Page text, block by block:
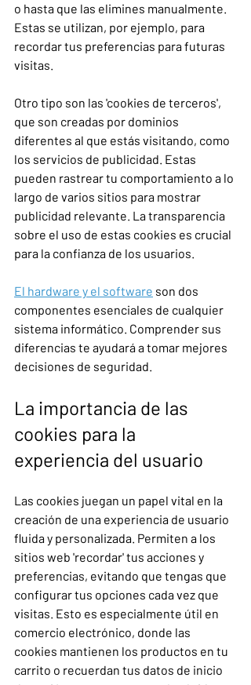
o hasta que las elimines manualmente.
Estas se utilizan, por ejemplo, para
recordar tus preferencias para futuras
visitas.
Otro tipo son las 'cookies de terceros',
que son creadas por dominios
diferentes al que estás visitando, como
los servicios de publicidad. Estas
pueden rastrear tu comportamiento a lo
largo de varios sitios para mostrar
publicidad relevante. La transparencia
sobre el uso de estas cookies es crucial
para la confianza de los usuarios.
El hardware y el software son dos
componentes esenciales de cualquier
sistema informático. Comprender sus
diferencias te ayudará a tomar mejores
decisiones de seguridad.
La importancia de las
cookies para la
experiencia del usuario
Las cookies juegan un papel vital en la
creación de una experiencia de usuario
fluida y personalizada. Permiten a los
sitios web 'recordar' tus acciones y
preferencias, evitando que tengas que
configurar tus opciones cada vez que
visitas. Esto es especialmente útil en
comercio electrónico, donde las
cookies mantienen los productos en tu
carrito o recuerdan tus datos de inicio